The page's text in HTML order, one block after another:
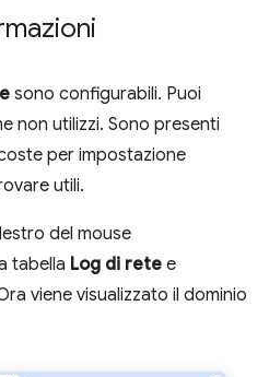
sono configurabili. Puoi
non utilizzi. Sono presenti
per impostazione
utili.
del mouse
tabella Log di rete e
viene visualizzato il dominio